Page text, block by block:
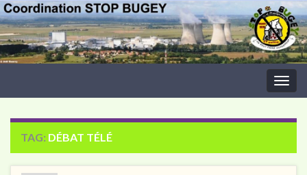
TAG: DÉBAT TÉLÉ